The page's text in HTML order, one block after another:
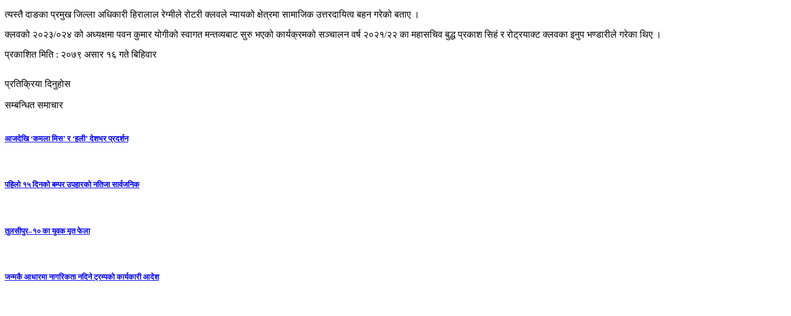
त्यस्तै दाङका प्रमुख जिल्ला अधिकारी हिरालाल रेग्मीले रोटरी क्लवले न्यायको क्षेत्रमा सामाजिक उत्तरदायित्व बहन गरेको बताए ।
क्लवको २०२३/०२४ को अध्यक्षमा पवन कुमार योगीको स्वागत मन्तव्यबाट सुरु भएको कार्यक्रमको सञ्चालन वर्ष २०२१/२२ का महासचिव बुद्ध प्रकाश सिहं र रोट्रयाक्ट क्लवका इनुप भण्डारीले गरेका थिए ।
प्रकाशित मिति : २०७९ असार १६ गते बिहिवार
प्रतिक्रिया दिनुहोस
सम्बन्धित समाचार
आजदेखि ‘कमला मिस’ र ‘हली’ देशभर प्रदर्शन
पहिलो १५ दिनको बम्पर उपहारको नतिजा सार्वजनिक
तुलसीपुर–१० का युवक मृत फेला
जन्मकै आधारमा नागरिकता नदिने ट्रम्पको कार्यकारी आदेश